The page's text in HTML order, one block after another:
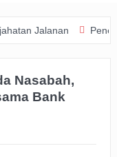
Jalanan
Nasabah,
Bank